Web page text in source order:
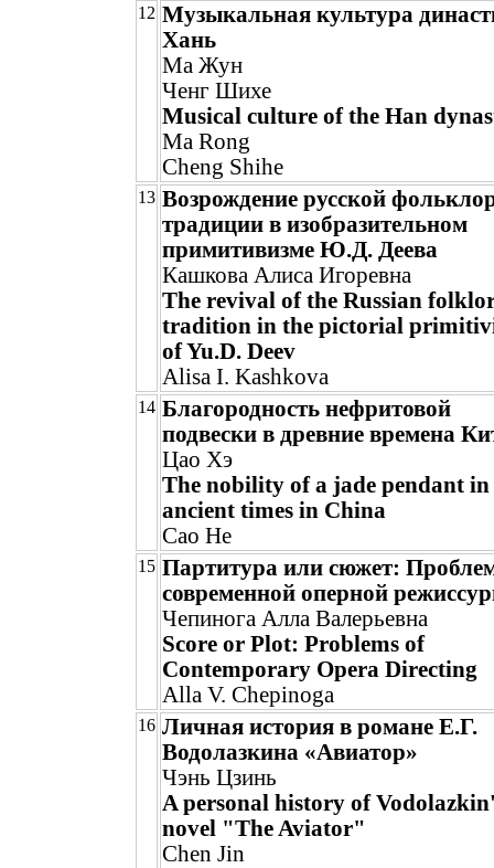
12 Музыкальная культура
Хань
Ма Жун
Ченг Шихе
Musical culture of the Han
Ma Rong
Cheng Shihe
13 Возрождение русской
традиции в изобразительном
примитивизме Ю.Д. Деева
Кашкова Алиса Игоревна
The revival of the Russian
tradition in the pictorial
of Yu.D. Deev
Alisa I. Kashkova
14 Благородность нефритовой
подвески в древние времена
Цао Хэ
The nobility of a jade pendant in
ancient times in China
Cao He
15 Партитура или сюжет:
современной оперной
Чепинога Алла Валерьевна
Score or Plot: Problems of
Contemporary Opera Directing
Alla V. Chepinoga
16 Личная история в романе Е.Г.
Водолазкина «Авиатор»
Чэнь Цзинь
A personal history of
novel "The Aviator"
Chen Jin